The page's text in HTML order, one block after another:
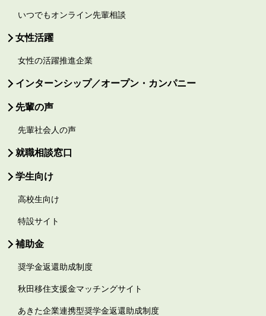
いつでもオンライン先輩相談
女性活躍
女性の活躍推進企業
インターンシップ／オープン・カンパニー
先輩の声
先輩社会人の声
就職相談窓口
学生向け
高校生向け
特設サイト
補助金
奨学金返還助成制度
秋田移住支援金マッチングサイト
あきた企業連携型奨学金返還助成制度